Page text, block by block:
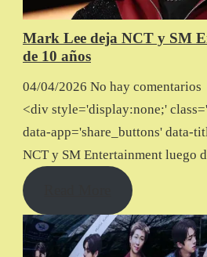
Mark Lee deja NCT y SM
de 10 años
04/04/2026 No hay comentarios
<div style='display:none;'
data-app='share_buttons' data-
NCT y SM Entertainment luego